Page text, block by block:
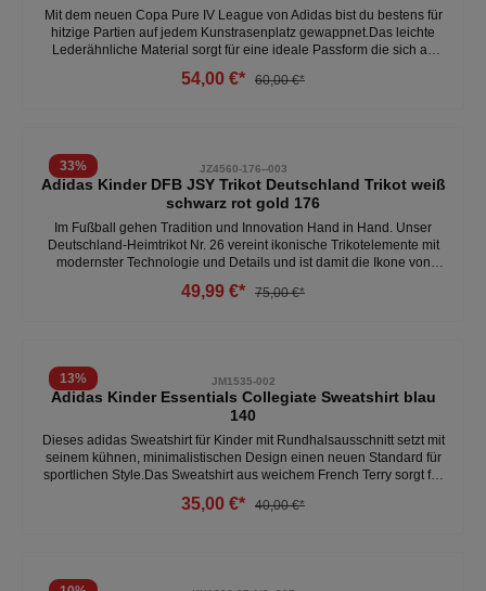
Mit dem neuen Copa Pure IV League von Adidas bist du bestens für
hitzige Partien auf jedem Kunstrasenplatz gewappnet.Das leichte
Lederähnliche Material sorgt für eine ideale Passform die sich an
noch einmal zusätzlichen Komfort und sorgt dafür das du keine
54,00 €* 60,00 €*
33% JZ4560-176--003
Adidas Kinder DFB JSY Trikot Deutschland Trikot weiß
schwarz rot gold 176
Im Fußball gehen Tradition und Innovation Hand in Hand. Unser
Deutschland-Heimtrikot Nr. 26 vereint ikonische Trikotelemente mit
modernster Technologie und Details und ist damit die Ikone von
hat eine schmale Passform, die sich dem Körper anpasst.Das
und sorgt für ein kühles, trockenes und ablenkungsfreies
Tragegefühl. Die reguläre Passform bietet genügend
Bewegungsfreiheit, damit die Spielerinnen und Spieler auch bei
intensiven Matches konzentriert bleiben.- schweißableitend -
schmale Passform - 100% Polyester- kurzarm - optimale
Bewegungsfreiheit Weitere Kinder Trikots unter: Kinder- Kleidung-
Trikot
49,99 €* 75,00 €*
13% JM1535-002
Adidas Kinder Essentials Collegiate Sweatshirt blau
140
Dieses adidas Sweatshirt für Kinder mit Rundhalsausschnitt setzt mit
seinem kühnen, minimalistischen Design einen neuen Standard für
sportlichen Style.Das Sweatshirt aus weichem French Terry sorgt für
geschnitten - rundhalsausschnitt - 95% Baumwolle, 5% Elasthan -
35,00 €* 40,00 €*